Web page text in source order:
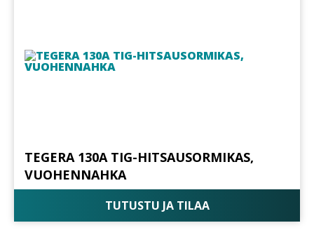
TEGERA 130A TIG-HITSAUSORMIKAS,
VUOHENNAHKA
TUTUSTU JA TILAA